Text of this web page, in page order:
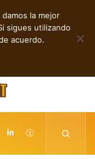
por descubrir
la mejor
sigues utilizando
acuerdo.